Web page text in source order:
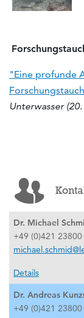
"Eine profunde
Unterwasser
Dr. Michael
+49 (0)421
Details
Dr. Andreas
+49 (0)421